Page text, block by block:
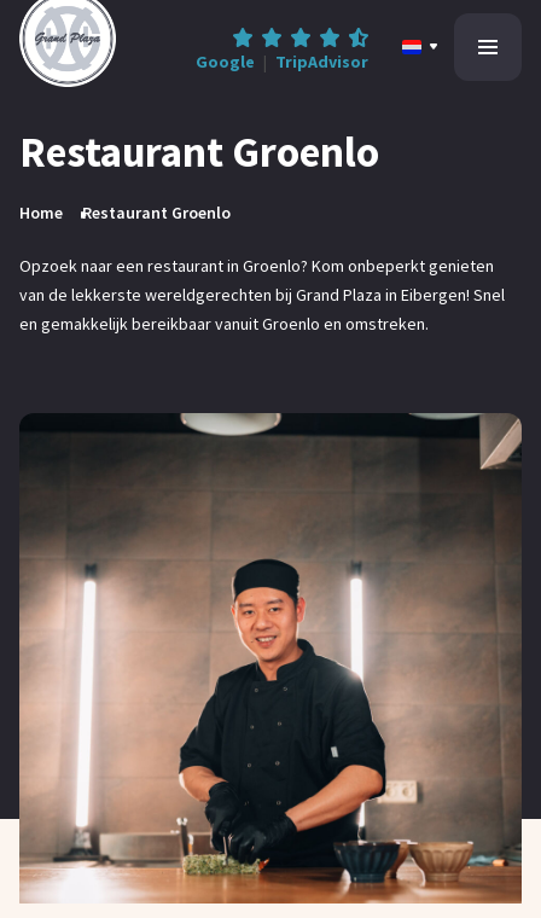
Google | TripAdvisor
Informatie
Restaurant Groenlo
Home Restaurant Groenlo
Opzoek naar een restaurant in Groenlo? Kom onbeperkt genieten
van de lekkerste wereldgerechten bij Grand Plaza in Eibergen! Snel
en gemakkelijk bereikbaar vanuit Groenlo en omstreken.